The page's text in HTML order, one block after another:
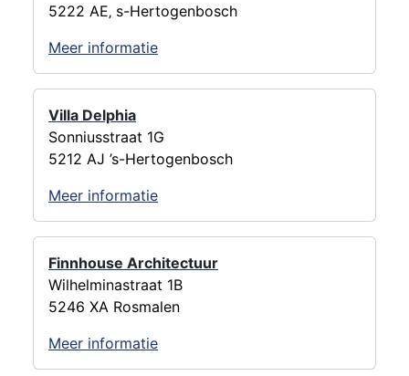
5222 AE‚ s-Hertogenbosch
Meer informatie
Villa Delphia
Sonniusstraat 1G
5212 AJ ’s-Hertogenbosch
Meer informatie
Finnhouse Architectuur
Wilhelminastraat 1B
5246 XA Rosmalen
Meer informatie